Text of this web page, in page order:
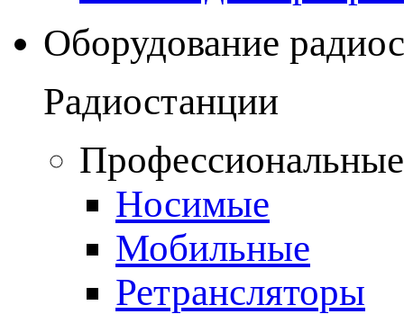
Оборудование
Радиостанции
Носимые
Мобильные
Ретрансляторы